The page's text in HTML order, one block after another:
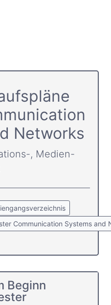
Networks
, Medien-
Communication Systems and
Beginn